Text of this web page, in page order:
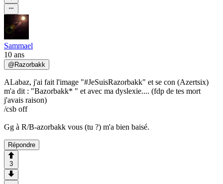
Sammael
10 ans
@ Razorbakk
ALabaz, j'ai fait l'image "#JeSuisRazorbakk" et se con (Azertsix)
m'a dit : "Bazorbakk* " et avec ma dyslexie.... (fdp de tes mort
j'avais raison)
/csb off
Gg à R/B-azorbakk vous (tu ?) m'a bien baisé.
Répondre
3